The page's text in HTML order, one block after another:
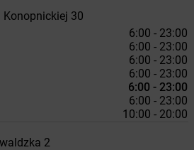
Konopnickiej 30
6:00 - 23:00
6:00 - 23:00
6:00 - 23:00
6:00 - 23:00
6:00 - 23:00
6:00 - 23:00
10:00 - 20:00
2